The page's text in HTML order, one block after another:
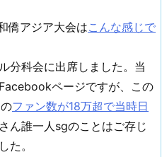
僑アジア大会はこんな感じで
分科会に出席しました。当
ページですが、この
ファン数が18万超で当時日
ん誰一人sgのことはご存じ
た。